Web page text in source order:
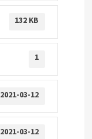
132 KB
1
2021-03-12
2021-03-12